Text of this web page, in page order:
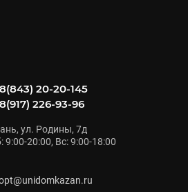
8(843) 20-20-145
8(917) 226-93-96
ул. Родины, 7д
9:00-20:00, Вс: 9:00-18:00